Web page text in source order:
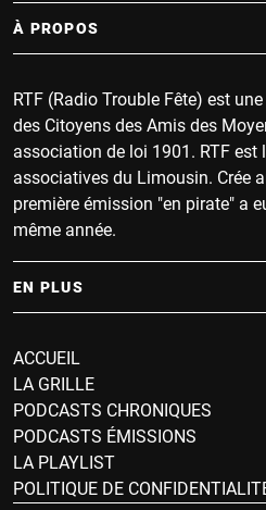
À PROPOS
RTF (Radio Trouble Fête) est
des Citoyens des Amis des
association de loi 1901. RTF
associatives du Limousin. Crée
première émission "en pirate" a
même année.
EN PLUS
ACCUEIL
LA GRILLE
PODCASTS CHRONIQUES
PODCASTS ÉMISSIONS
LA PLAYLIST
POLITIQUE DE